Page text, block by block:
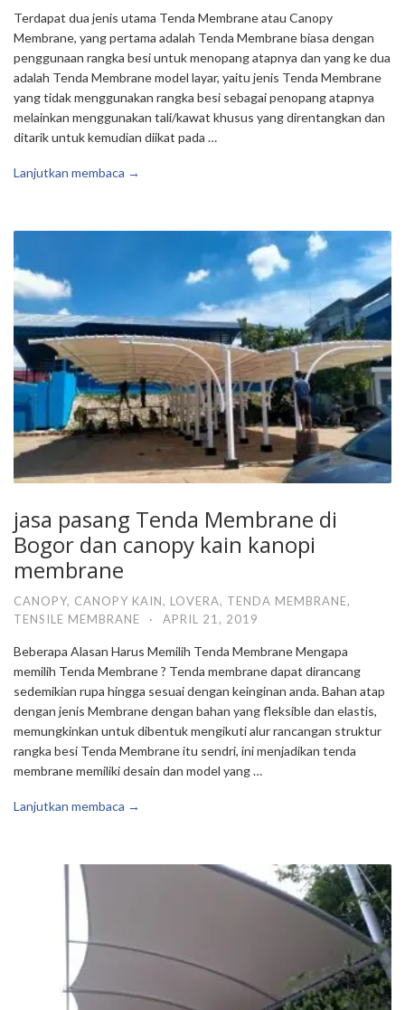
Terdapat dua jenis utama Tenda Membrane atau Canopy
Membrane, yang pertama adalah Tenda Membrane biasa dengan
penggunaan rangka besi untuk menopang atapnya dan yang ke dua
adalah Tenda Membrane model layar, yaitu jenis Tenda Membrane
yang tidak menggunakan rangka besi sebagai penopang atapnya
melainkan menggunakan tali/kawat khusus yang direntangkan dan
ditarik untuk kemudian diikat pada …
Lanjutkan membaca →
jasa pasang Tenda Membrane di
Bogor dan canopy kain kanopi
membrane
CANOPY, CANOPY KAIN, LOVERA, TENDA MEMBRANE,
TENSILE MEMBRANE
· APRIL 21, 2019
Beberapa Alasan Harus Memilih Tenda Membrane Mengapa
memilih Tenda Membrane ? Tenda membrane dapat dirancang
sedemikian rupa hingga sesuai dengan keinginan anda. Bahan atap
dengan jenis Membrane dengan bahan yang fleksible dan elastis,
memungkinkan untuk dibentuk mengikuti alur rancangan struktur
rangka besi Tenda Membrane itu sendri, ini menjadikan tenda
membrane memiliki desain dan model yang …
Lanjutkan membaca →